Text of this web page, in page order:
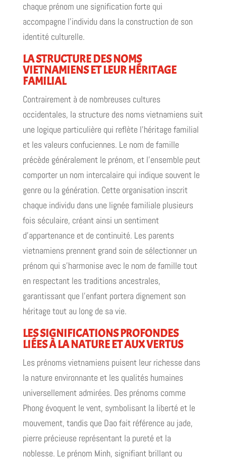
chaque prénom une signification forte qui
accompagne l'individu dans la construction de son
identité culturelle.
LA STRUCTURE DES NOMS
VIETNAMIENS ET LEUR HÉRITAGE
FAMILIAL
Contrairement à de nombreuses cultures
occidentales, la structure des noms vietnamiens suit
une logique particulière qui reflète l'héritage familial
et les valeurs confuciennes. Le nom de famille
précède généralement le prénom, et l'ensemble peut
comporter un nom intercalaire qui indique souvent le
genre ou la génération. Cette organisation inscrit
chaque individu dans une lignée familiale plusieurs
fois séculaire, créant ainsi un sentiment
d'appartenance et de continuité. Les parents
vietnamiens prennent grand soin de sélectionner un
prénom qui s'harmonise avec le nom de famille tout
en respectant les traditions ancestrales,
garantissant que l'enfant portera dignement son
héritage tout au long de sa vie.
LES SIGNIFICATIONS PROFONDES
LIÉES À LA NATURE ET AUX VERTUS
Les prénoms vietnamiens puisent leur richesse dans
la nature environnante et les qualités humaines
universellement admirées. Des prénoms comme
Phong évoquent le vent, symbolisant la liberté et le
mouvement, tandis que Dao fait référence au jade,
pierre précieuse représentant la pureté et la
noblesse. Le prénom Minh, signifiant brillant ou